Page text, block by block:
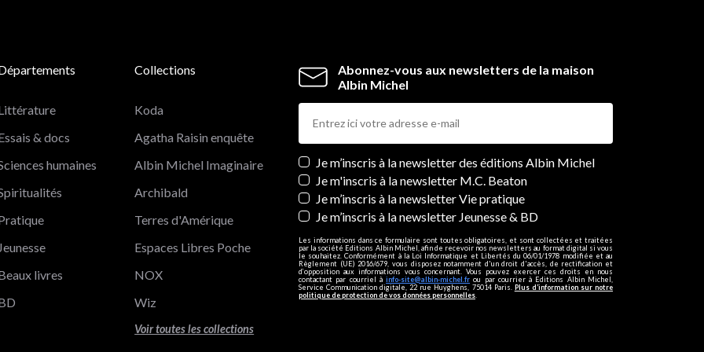
Abonnez-vous aux newsletters de la maison
Albin Michel
Newsletters
Je m’inscris à la newsletter des éditions Albin Michel
Je m'inscris à la newsletter M.C. Beaton
Je m’inscris à la newsletter Vie pratique
Je m’inscris à la newsletter Jeunesse & BD
Les informations dans ce formulaire sont toutes obligatoires, et sont collectées et traitées
par la société Editions Albin Michel, afin de recevoir nos newsletters au format digital si vous
le souhaitez. Conformément à la Loi Informatique et Libertés du 06/01/1978 modifiée et au
Règlement (UE) 2016/679, vous disposez notamment d'un droit d'accès, de rectification et
d’opposition aux informations vous concernant. Vous pouvez exercer ces droits en nous
contactant par courriel àinfo-site@albin-michel.fr ou par courrier à Editions Albin Michel,
Service Communication digitale, 22 rue Huyghens, 75014 Paris. Plus d’information sur notre
politique de protection de vos données personnelles
& docs
humaines
Jeunesse
livres
Collections
Koda
Agatha Raisin enquête
Albin Michel Imaginaire
Archibald
Terres d'Amérique
Espaces Libres Poche
NOX
Wiz
Voir toutes les collections